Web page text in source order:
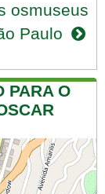
osmuseus
Paulo
PARA O